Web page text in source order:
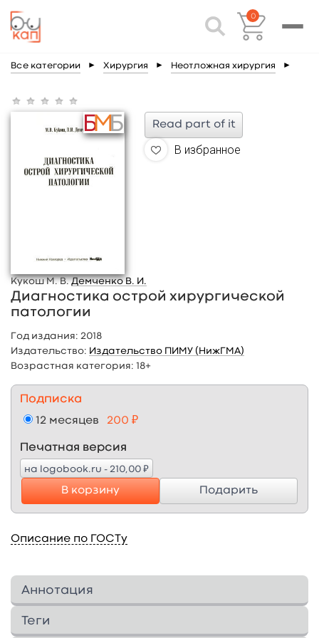
0
Все категории ► Хирургия ► Неотложная хирургия ►
Read part of it
В избранное
Кукош М. В.Демченко В. И.
Диагностика острой хирургической
патологии
Год издания: 2018
Издательство: Издательство ПИМУ (НижГМА)
Возрастная категория: 18+
Подписка
12 месяцев 200 ₽
Печатная версия
на logobook.ru - 210,00 ₽
В корзину Подарить
Описание по ГОСТу
Аннотация
Описаны алгоритмы диагностики острых
хирургических заболеваний. Рассмотрены
Теги